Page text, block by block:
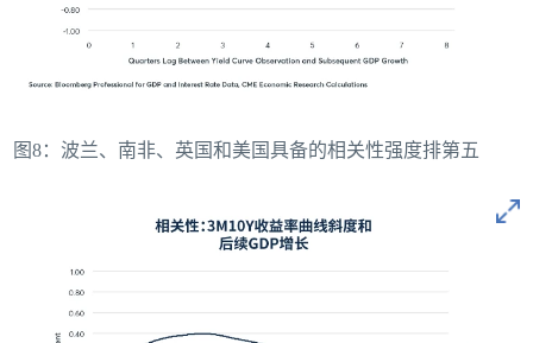
图8：波兰、南非、英国和美国具备的相关性强度排第五